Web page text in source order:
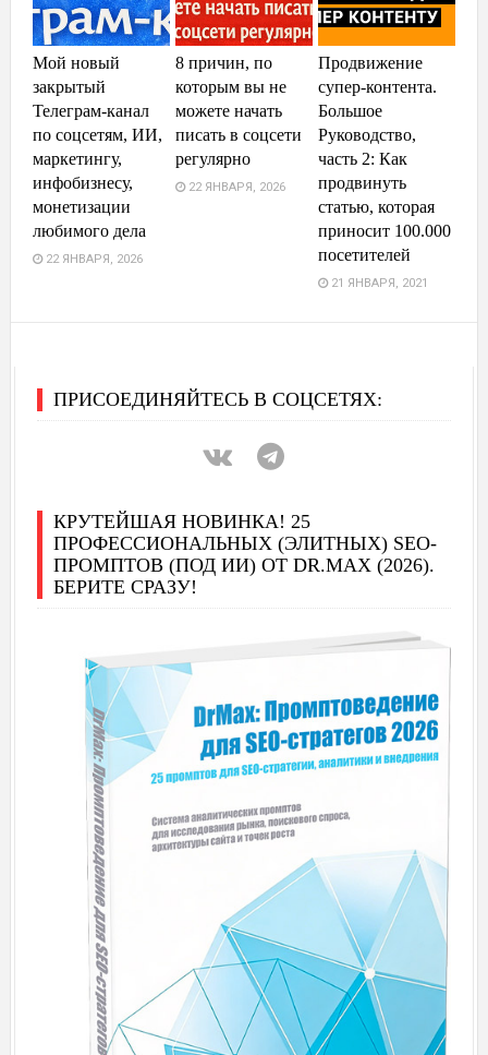
Мой новый
закрытый
Телеграм-канал
по соцсетям, ИИ,
маркетингу,
инфобизнесу,
монетизации
любимого дела
22 ЯНВАРЯ, 2026
8 причин, по
которым вы не
можете начать
писать в соцсети
регулярно
22 ЯНВАРЯ, 2026
Продвижение
супер-контента.
Большое
Руководство,
часть 2: Как
продвинуть
статью, которая
приносит 100.000
посетителей
21 ЯНВАРЯ, 2021
ПРИСОЕДИНЯЙТЕСЬ В СОЦСЕТЯХ:
КРУТЕЙШАЯ НОВИНКА! 25
ПРОФЕССИОНАЛЬНЫХ (ЭЛИТНЫХ) SEO-
ПРОМПТОВ (ПОД ИИ) ОТ DR.MAX (2026).
БЕРИТЕ СРАЗУ!